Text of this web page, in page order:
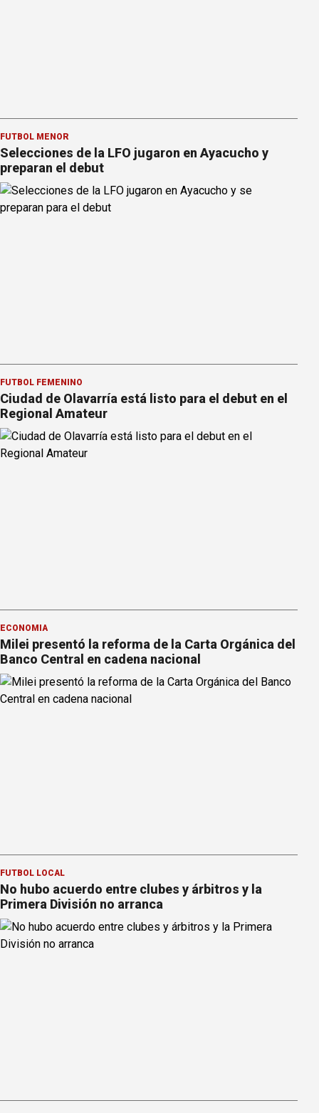
FÚTBOL MENOR
Selecciones de la LFO jugaron en Ayacucho y
preparan el debut
FÚTBOL FEMENINO
Ciudad de Olavarría está listo para el debut en el
Regional Amateur
ECONOMÍA
Milei presentó la reforma de la Carta Orgánica del
Banco Central en cadena nacional
FÚTBOL LOCAL
No hubo acuerdo entre clubes y árbitros y la
Primera División no arranca